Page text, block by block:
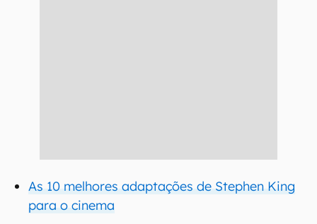
As 10 melhores adaptações de Stephen King
para o cinema